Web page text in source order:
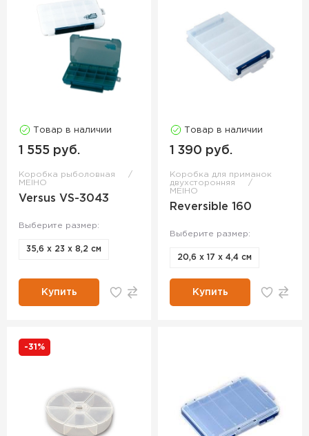
Товар в наличии
1 555 руб.
Коробка рыболовная
MEIHO
Versus VS-3043
Выберите размер:
35,6 х 23 х 8,2 см
Купить
Товар в наличии
1 390 руб.
Коробка для приманок
двухсторонняя
MEIHO
Reversible 160
Выберите размер:
20,6 x 17 x 4,4 см
Купить
-31%